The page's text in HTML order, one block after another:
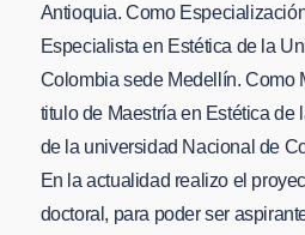
Antioquia. Como
Especialista en Estética de la
Colombia sede Medellín. Como
titulo de Maestría en Estética de
de la universidad Nacional de
En la actualidad realizo el
doctoral, para poder ser